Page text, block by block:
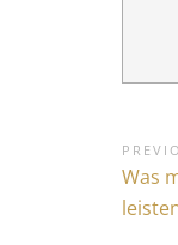
B
e
P
r
Was